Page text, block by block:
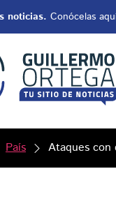
noticias. Conócelas
País Ataques con